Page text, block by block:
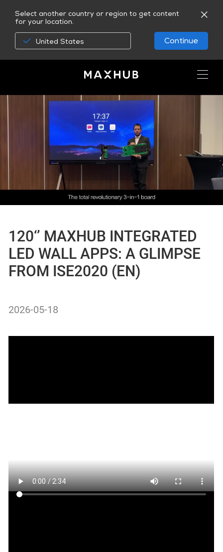
Select another country or region to get content
for your location.
United States Continue
120‘’ MAXHUB INTEGRATED
LED WALL APPS: A GLIMPSE
FROM ISE2020 (EN)
2026-05-18